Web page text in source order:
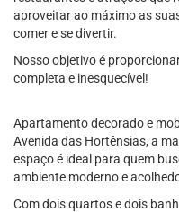
aproveitar ao máximo as
comer e se divertir.
Nosso objetivo é
completa e inesquecível!
Apartamento decorado e
Avenida das Hortênsias, a
espaço é ideal para quem
ambiente moderno e
Com dois quartos e dois